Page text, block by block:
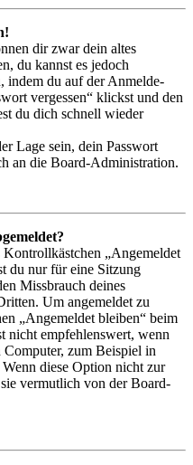
dir zwar dein altes
du kannst es jedoch
indem du auf der Anmelde-
vergessen“ klickst und den
du dich schnell wieder
Lage sein, dein Passwort
an die Board-Administration.
„Angemeldet
du nur für eine Sitzung
Missbrauch deines
Um angemeldet zu
„Angemeldet bleiben“ beim
nicht empfehlenswert, wenn
zum Beispiel in
diese Option nicht zur
vermutlich von der Board-